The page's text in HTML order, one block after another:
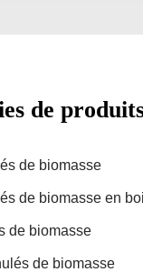
de
de biomasse
de biomasse en
de biomasse
de biomasse